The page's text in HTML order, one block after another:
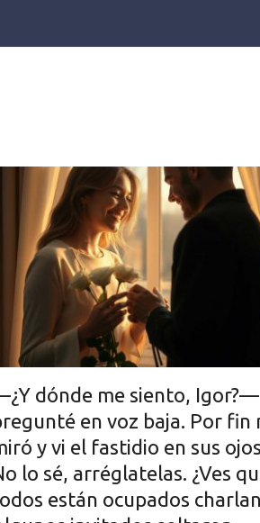
cristal, llena de los familiares de Igor. Todos menos yo. Para mí no había sitio. —¡Elena, no te quedes ahí! ¡Pasa!—me gritó mi marido sin apartar la atención de su primo. Recorrí la mesa con la mirada. De verdad, no quedaba ni una sola silla libre. Nadie se molestó en hacerse a un lado ni en ofrecerme un sitio. Mi suegra, Doña Tamara, reinaba en la cabecera con su vestido dorado como una reina en su trono, fingiendo que no me veía. —¿Igor, dónde me siento?—volví a preguntar. Me lanzó una mirada de hastío. —Arréglatelas. Todos están hablando. Alguien se rió por lo bajo. Sentí cómo me ardía la cara. Doce años de matrimonio, de soportar humillaciones, de intentar ser parte de esa familia. Y aquí estaba la conclusión: no había sitio para mí en la mesa en el setenta cumpleaños de mi suegra. —¿Por qué no se sienta Elena en la cocina?—sugirió Irina, la cuñada, con una voz cargada de burla—. Allí hay un taburete. En la cocina. Como el servicio. Como una de segunda categoría. Sin decir palabra, me giré y me fui, apretando el ramo hasta que los espinos traspasaron el papel y se me clavaron en la palma. Detrás, risas y chistes. Nadie me llamó, nadie intentó pararme. De camino al vestíbulo del restaurante tiré el ramo en la papelera y saqué el móvil, las manos temblando mientras pedía un taxi. —¿A dónde vamos?—preguntó el conductor cuando subí al coche. —No lo sé—admití—. Sólo conduzca. Donde sea. Recorrimos la ciudad, y miré por la ventanilla, viendo escaparates, parejas paseando bajo las farolas. Entonces lo supe: no quería volver a casa. No a esa casa donde me esperaban los platos de Igor, sus calcetines tirados y la rutina de ama de casa sin voz ni voto. —Pare en la estación—le pedí al taxista. —¿Está segura? Ya es tarde, no salen trenes. —Por favor, pare. Bajé y entré en la estación. Tenía la tarjeta de débito del banco, la cuenta compartida con Igor: ahorros para el coche, doscientos cincuenta mil euros. En la taquilla, la chica bostezaba. —¿Qué tiene para mañana por la mañana?—pregunté—. A cualquier ciudad. —Madrid, Barcelona, Sevilla… —Madrid—solté sin pensarlo—. Un billete. La noche la pasé en la cafetería de la estación, tomando café y repasando mi vida. Cómo me enamoré de aquel chico de ojos marrones y soñé con una familia feliz; cómo me convertí en una sombra que cocina, limpia y calla; cómo olvidé mis sueños. Yo los tenía: estudié diseño de interiores, me imaginaba mi propio estudio, proyectos creativos, trabajo interesante. Tras la boda, Igor dijo: —¿Para qué quieres trabajar? Ya gano suficiente. Mejor cuida de la casa. Y así lo hice. Doce años. Por la mañana cogí el tren hacia Madrid. Igor escribió varios mensajes: “¿Dónde estás? Vuelve a casa” “Elena, ¿dónde estás?” “Mi madre dice que te ofendiste ayer. ¡No seas niña!” No respondí. Miraba por la ventana los campos y bosques, y por primera vez en años me sentía viva. En Madrid alquilé una habitación cerca de Gran Vía. La casera, Doña Vera, una señora mayor y educada, no hizo preguntas de más. —¿Por cuánto tiempo estará?—dijo. —No sé—contesté—. Quizá para siempre. La primera semana pasé el tiempo recorriendo la ciudad, admirando la arquitectura, visitando museos, leyendo en cafeterías. Descubrí cuánto me había perdido por años. Igor llamaba cada día: —¡Elena, para! ¡Vuelve a casa! —Mi madre pide disculpas. ¿Qué más quieres? —¿Te has vuelto loca? ¡Eres adulta, pareces una niña! Escuchaba sus gritos y pensaba: ¿de verdad me parecían normales esas formas de hablar? ¿Me había acostumbrado a que me tratasen como a una cría? La segunda semana fui a la oficina de empleo. Descubrí que los diseñadores de interiores se buscaban, pero mi formación era antigua. —Debe hacer curso de especialización—me recomendó la orientadora—. Aprender programas nuevos, tendencias actuales. Pero tiene buena base, lo conseguirá. Me inscribí en los cursos. Cada mañana iba al centro, aprendía 3D, nuevos materiales, tendencias. Al principio, mi cerebro oxidado protestaba, pero pronto le cogí el gusto. —Tiene talento—me dijo el profesor tras ver mi primer proyecto—. Se nota el gusto artístico. ¿Por qué estuvo tanto tiempo sin ejercer? —Por la vida—respondí. Igor dejó de llamar al mes. Llamó su madre en cambio. —¡¿Qué haces, insensata?!—gritó—. ¡Has abandonado a mi hijo y a la familia! ¿Por qué? ¿Por no tener sitio en la mesa? ¡Fue un despiste! —No es por el sitio, señora Tamara—dije tranquila—. Son doce años de humillaciones. —¿Humillaciones? ¡Mi hijo te tenía en un pedestal! —Él permitía que me trataran como sirvienta y el mismo lo hacía peor. —¡Desagradecida!—y colgó. Dos meses después obtuve el diploma y empecé a buscar trabajo. Las primeras entrevistas, fallidas—estaba insegura, torpe—. Pero en la quinta me cogieron en un pequeño estudio como asistente. —El salario es modesto—me avisó el jefe, Max, un hombre de mirada gris y amable—. Pero buen ambiente, proyectos interesantes. Si lo haces bien, irás subiendo. Me habría conformado con cualquier sueldo. Lo importante era trabajar, sentirse útil como profesional, no como cocinera ni limpiadora. Mi primer proyecto era un piso pequeño para una pareja joven. Me lo tomé como una cruzada: cada detalle, decenas de bocetos. Cuando lo vieron, estaban encantados. —¡Ha entendido perfectamente lo que soñábamos!—dijo la chica—. Max me felicitó: —Buen trabajo, Elena. Se nota que pones el corazón. Lo ponía. Por primera vez en años hacía algo que me gustaba de verdad. Cada día amanecía con ilusión, ideas nuevas. A medio año me subieron el sueldo y me asignaron proyectos más difíciles. Al año fui la diseñadora principal. Los colegas me respetaban, los clientes me recomendaban. —¿Elena, estás casada?—me preguntó Max una noche, tras quedarnos comentando un proyecto. —Formalmente sí. Pero llevo un año sola. —¿Piensas divorciarte? —Sí, pronto lo haré. Asintió y no preguntó más. Me gustaba el respeto: no opinaba de mi vida privada, no juzgaba. Simplemente aceptaba. El invierno en Madrid fue duro, pero yo no pasé frío. Sentía que, por fin, me descongelaba por dentro. Me apunté a inglés, hice yoga, fui sola al teatro—me encantó. —Elena, has cambiado mucho—me dijo un día Vera, la casera—. Llegaste tímida y gris. Ahora eres bella y segura. Me miré en el espejo—y tenía razón. Me había transformado. Solté el moño rígido, empecé a maquillarme y vestir colores alegres. Pero lo mejor—en mis ojos había vida. Un año y medio después, llamó una desconocida: —¿Elena? Me ha recomendado Ana, le diseñó usted a ella su piso. —Sí, dígame. —Tengo un proyecto grande: una casa de dos plantas, quiero reformar todo el interior. ¿Podemos vernos? Era un encargo serio. Presupuesto holgado, libertad creativa. Trabajé cuatro meses y el resultado superó expectativas. Fotos del interior, publicadas en una revista especializada. —Elena, ya puedes trabajar por tu cuenta—me dijo Max, enseñando la revista—. Tienes nombre en la ciudad, los clientes te buscan. ¿Has pensado montar tu propio estudio? Me asustaba y me atraía la idea. Pero me lancé. Con los ahorros de dos años alquilé una oficina céntrica y registré mi empresa: “Estudio de Interiorismo Elena Sokolova”. El cartel era discreto, pero para mí lo más hermoso del mundo. Los primeros meses, duros. Pocos clientes, el dinero volaba. Pero no me rendí: dieciséis horas al día, estudiando marketing, monté la web, redes sociales. Pouco a poco, todo fue mejor. El boca a boca funcionó—los clientes recomendaban. Al año contraté a una ayudante, al segundo, otra diseñadora. Una mañana, revisando el correo, vi un mensaje de Igor. Se me detuvo el corazón—llevaba años sin noticias. “Elena, vi el artículo sobre tu estudio en Internet. No puedo creer tu éxito. Quiero verte, hablar. He entendido muchas cosas estos tres años. Perdóname.” Leí la carta varias veces. Tres años atrás habría corrido a sus brazos. Ahora sólo sentí suave nostalgia—por mi juventud, por la fe ingenua en el amor, por los años perdidos. Le contesté brevemente: “Igor, gracias por tu carta. Soy feliz en mi nueva vida. Te deseo también felicidad.” Ese mismo día fui al juzgado—solicité el divorcio. Ese verano, en el tercer aniversario de mi huida, recibí el encargo de un ático en un edificio exclusivo. El cliente era Max—mi antiguo jefe. —Felicidades por tu éxito—me dijo, estrechando mi mano—. Siempre creí que lo lograrías. —Gracias. Sin tu apoyo no lo habría conseguido. —Tonterías. Lo conseguiste sola. Y ahora déjame invitarte a cenar—comentaremos el proyecto. Cenamos hablando de trabajo, pero al final la conversación se hizo personal. —Elena, hace tiempo quería preguntarte…—me miró serio—¿Tienes pareja? —No—respondí—. Y no sé si estoy lista para nuevas relaciones. Me cuesta volver a confiar. —Lo comprendo. Si quieres, podemos vernos ocasionalmente, sin compromiso ni presión. Dos adultos, nos gustamos. Lo pensé y acepté. Max era bueno, sensible. Me sentía segura a su lado. La relación evolucionó despacito y con naturalidad. Teatro, paseos, charlas de todo. Nunca apuraba, ni exigía, ni controlaba. —¿Sabes?—le dije una tarde—con contigo me siento igual. No sirvienta, no adorno, no carga. Simplemente igual. —¿Y cómo no?—se extrañó—. Eres maravillosa: fuerte, talentosa, independiente. Cuatro años después de marcharme, mi estudio era conocido en toda Madrid. Ocho personas en el equipo, oficina propia en el centro histórico, piso con vistas al Manzanares. Y sobre todo—tenía una vida nueva. Elegida por mí. Una noche, sentada en mi butaca con